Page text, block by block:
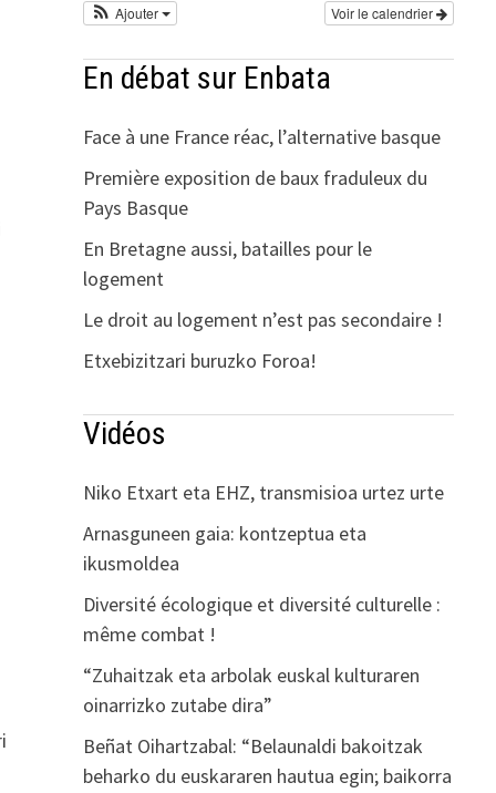
Voir le calendrier
Ajouter
En débat sur Enbata
Face à une France réac, l’alternative basque
Première exposition de baux fraduleux du
Pays Basque
En Bretagne aussi, batailles pour le
logement
Le droit au logement n’est pas secondaire !
Etxebizitzari buruzko Foroa!
Vidéos
Niko Etxart eta EHZ, transmisioa urtez urte
Arnasguneen gaia: kontzeptua eta
ikusmoldea
Diversité écologique et diversité culturelle :
même combat !
“Zuhaitzak eta arbolak euskal kulturaren
oinarrizko zutabe dira”
Beñat Oihartzabal: “Belaunaldi bakoitzak
beharko du euskararen hautua egin; baikorra